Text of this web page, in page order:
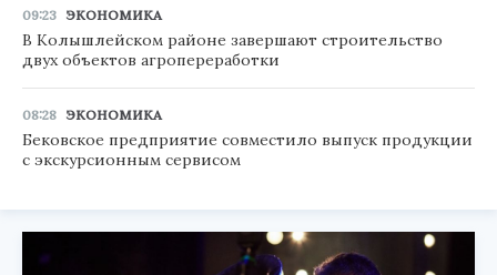
09:23 ЭКОНОМИКА
В Колышлейском районе завершают строительство
двух объектов агропереработки
08:28 ЭКОНОМИКА
Бековское предприятие совместило выпуск продукции
с экскурсионным сервисом